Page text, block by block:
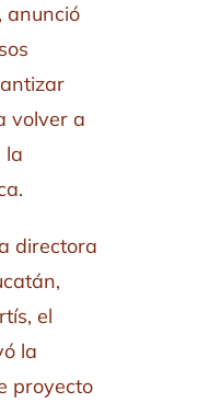
anunció
volver a
la
directora
el
la
proyecto